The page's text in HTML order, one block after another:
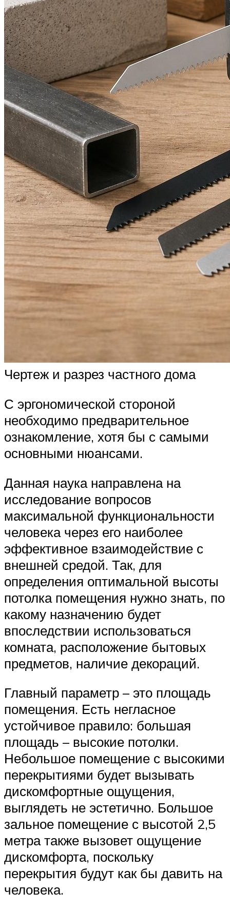
Чертеж и разрез частного дома
С эргономической стороной
необходимо предварительное
ознакомление, хотя бы с самыми
основными нюансами.
Данная наука направлена на
исследование вопросов
максимальной функциональности
человека через его наиболее
эффективное взаимодействие с
внешней средой. Так, для
определения оптимальной высоты
потолка помещения нужно знать, по
какому назначению будет
впоследствии использоваться
комната, расположение бытовых
предметов, наличие декораций.
Главный параметр – это площадь
помещения. Есть негласное
устойчивое правило: большая
площадь – высокие потолки.
Небольшое помещение с высокими
перекрытиями будет вызывать
дискомфортные ощущения,
выглядеть не эстетично. Большое
зальное помещение с высотой 2,5
метра также вызовет ощущение
дискомфорта, поскольку
перекрытия будут как бы давить на
человека.